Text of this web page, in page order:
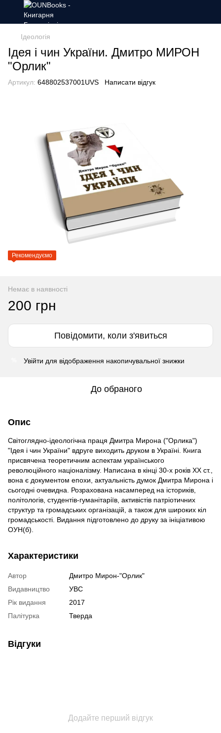
Ідеологія
Ідея і чин України. Дмитро МИРОН
"Орлик"
Артикул: 648802537001UVS Написати відгук
Рекомендуємо
Немає в наявності
200 грн
Повідомити, коли з'явиться
Увійти для відображення накопичувальної знижки
До обраного
Опис
Світоглядно-ідеологічна праця Дмитра Мирона ("Орлика")
"Ідея і чин України" вдруге виходить друком в Україні. Книга
присвячена теоретичним аспектам українського
революційного націоналізму. Написана в кінці 30-х років XX ст.,
вона є документом епохи, актуальність думок Дмитра Мирона і
сьогодні очевидна. Розрахована насамперед на істориків,
політологів, студентів-гуманітаріїв, активістів патріотичних
структур та громадських організацій, а також для широких кіл
громадськості. Видання підготовлено до друку за ініціативою
ОУН(б).
Характеристики
Автор
Дмитро Мирон-"Орлик"
Видавництво
УВС
Рік видання
2017
Палітурка
Тверда
Відгуки
Додайте перший відгук